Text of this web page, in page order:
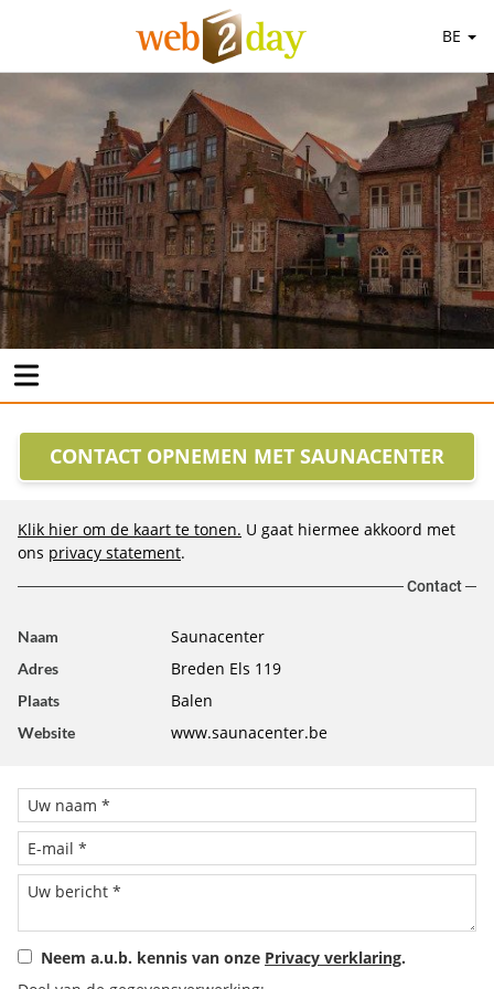
BE
CONTACT OPNEMEN MET SAUNACENTER
Klik hier om de kaart te tonen. U gaat hiermee akkoord met
ons privacy statement.
Contact
Naam Saunacenter
Adres Breden Els 119
Plaats Balen
Website www.saunacenter.be
Neem a.u.b. kennis van onze Privacy verklaring.